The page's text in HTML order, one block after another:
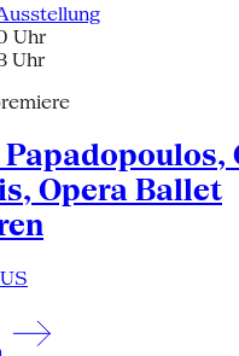
Uhr
Uhr
Opera Ballet